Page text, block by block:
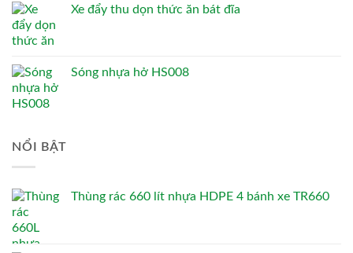
Xe đẩy thu dọn thức ăn bát đĩa
Sóng nhựa hở HS008
NỔI BẬT
Thùng rác 660 lít nhựa HDPE 4 bánh xe TR660